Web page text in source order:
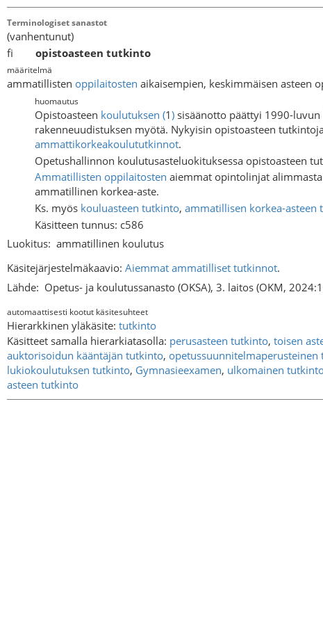
Terminologiset sanastot
(vanhentunut)
fi opistoasteen tutkinto
määritelmä
ammatillisten oppilaitosten aikaisempien, keskimmäisen asteen
huomautus
Opistoasteen koulutuksen (1) sisäänotto päättyi 1990-luvun
rakenneuudistuksen myötä. Nykyisin opistoasteen
ammattikorkeakoulututkinnot.
Opetushallinnon koulutusasteluokituksessa opistoasteen
Ammatillisten oppilaitosten aiemmat opintolinjat
ammatillinen korkea-aste.
Ks. myös kouluasteen tutkinto, ammatillisen korkea-asteen
Käsitteen tunnus: c586
Luokitus: ammatillinen koulutus
Käsitejärjestelmäkaavio: Aiemmat ammatilliset tutkinnot.
Lähde: Opetus- ja koulutussanasto (OKSA), 3. laitos (OKM,
automaattisesti kootut käsitesuhteet
Hierarkkinen yläkäsite: tutkinto
Käsitteet samalla hierarkiatasolla: perusasteen tutkinto, toisen
auktorisoidun kääntäjän tutkinto, opetussuunnitelmaperusteinen
lukiokoulutuksen tutkinto, Gymnasieexamen, ulkomainen
asteen tutkinto